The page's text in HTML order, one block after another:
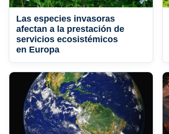
Las especies invasoras
afectan a la prestación de
servicios ecosistémicos
en Europa